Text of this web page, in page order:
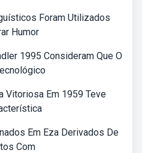
Foram Utilizados
Humor
1995 Consideram Que O
Vitoriosa Em 1959 Teve
Em Eza Derivados De
Com